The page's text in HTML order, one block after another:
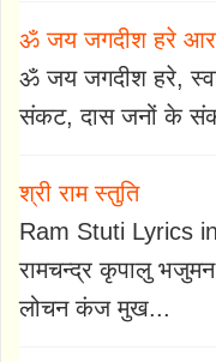
ॐ जय जगदीश हरे
ॐ जय जगदीश हरे,
संकट, दास जनों के
श्री राम स्तुति
Ram Stuti Lyrics
रामचन्द्र कृपालु
लोचन कंज मुख...